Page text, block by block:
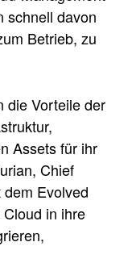
schnell davon
Betrieb, zu
die Vorteile der
Assets für ihr
Chief
dem Evolved
in ihre